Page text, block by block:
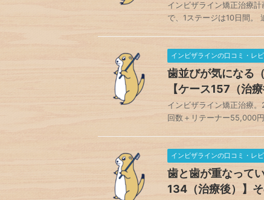
インビザライン矯正治療
で、1ステージは10日間
インビザラインの口コミ・レ
歯並びが気になる
【ケース157（治
インビザライン矯正治療
回数＋リテーナー55,000
インビザラインの口コミ・レ
歯と歯が重なって
134（治療後）】